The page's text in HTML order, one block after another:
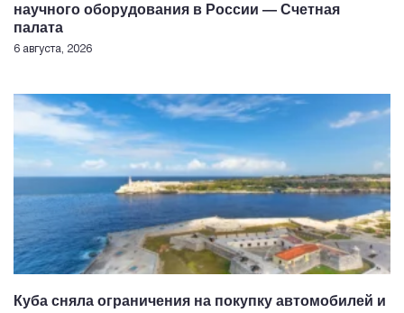
научного оборудования в России — Счетная
палата
6 августа, 2026
Куба сняла ограничения на покупку автомобилей и